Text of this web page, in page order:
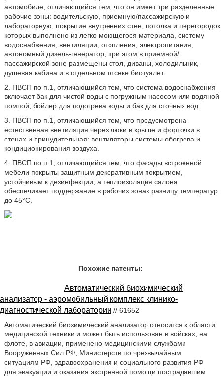
автомобиле, отличающийся тем, что он имеет три разделенные
рабочие зоны: водительскую, приемную/пассажирскую и
лабораторную, покрытие внутренних стен, потолка и перегородок
которых выполнено из легко моющегося материала, систему
водоснабжения, вентиляции, отопления, электропитания,
автономный дизель-генератор, при этом в приемной/
пассажирской зоне размещены стол, диваны, холодильник,
душевая кабина и в отдельном отсеке биотуалет.
2. ПВСП по п.1, отличающийся тем, что система водоснабжения
включает бак для чистой воды с погружным насосом или водяной
помпой, бойлер для подогрева воды и бак для сточных вод.
3. ПВСП по п.1, отличающийся тем, что предусмотрена
естественная вентиляция через люки в крыше и форточки в
стенах и принудительная: вентиляторы системы обогрева и
кондиционирования воздуха.
4. ПВСП по п.1, отличающийся тем, что фасады встроенной
мебели покрыты защитным декоративным покрытием,
устойчивым к дезинфекции, а теплоизоляция салона
обеспечивает поддержание в рабочих зонах разницу температур
до 45°C.
Похожие патенты:
Автоматический биохимический
анализатор - аэромобильный комплекс клинико-
диагностической лаборатории // 61652
Автоматический биохимический анализатор относится к области
медицинской техники и может быть использован в войсках, на
флоте, в авиации, применено медицинскими службами
Вооруженных Сил РФ, Министерств по чрезвычайным
ситуациям РФ, здравоохранения и социального развития РФ
для эвакуации и оказания экстренной помощи пострадавшим